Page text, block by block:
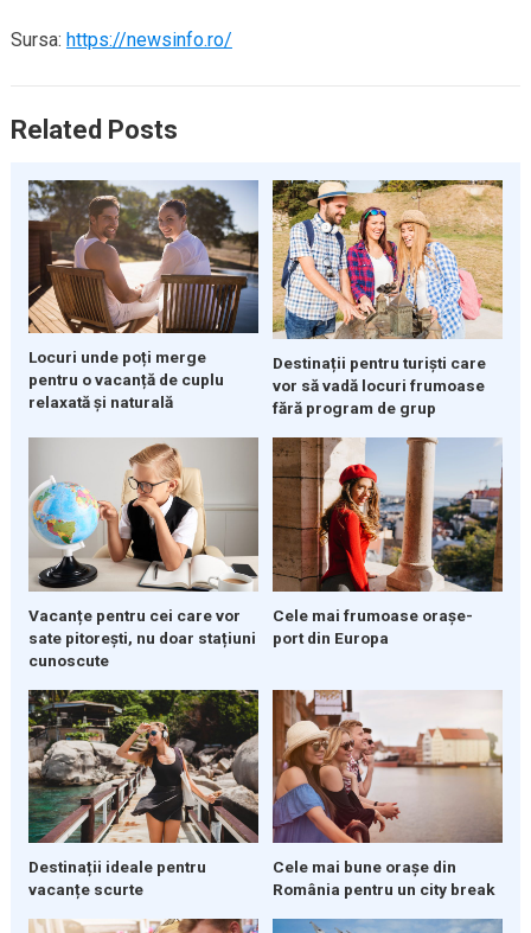
Sursa: https://newsinfo.ro/
Related Posts
Locuri unde poți merge
pentru o vacanță de cuplu
relaxată și naturală
Destinații pentru turiști care
vor să vadă locuri frumoase
fără program de grup
Vacanțe pentru cei care vor
sate pitorești, nu doar stațiuni
cunoscute
Cele mai frumoase orașe-
port din Europa
Destinații ideale pentru
vacanțe scurte
Cele mai bune orașe din
România pentru un city break